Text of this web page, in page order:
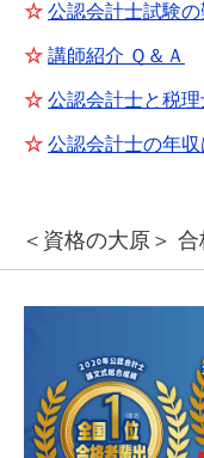
☆ 公認会計士試験
☆ 講師紹介 Ｑ＆Ａ
☆ 公認会計士と税理
☆ 公認会計士の年
＜資格の大原＞